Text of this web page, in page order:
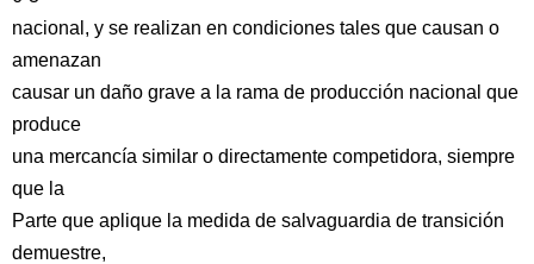
nacional, y se realizan en condiciones tales que causan o
amenazan
causar un daño grave a la rama de producción nacional que
produce
una mercancía similar o directamente competidora, siempre
que la
Parte que aplique la medida de salvaguardia de transición
demuestre,